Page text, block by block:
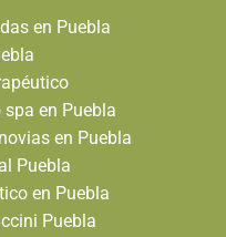
en Puebla
en Puebla
en Puebla
Puebla
en Puebla
Puebla